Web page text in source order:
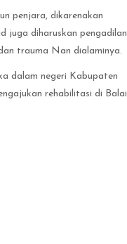
penjara, dikarenakan
juga diharuskan pengadilan
trauma Nan dialaminya.
dalam negeri Kabupaten
rehabilitasi di Balai